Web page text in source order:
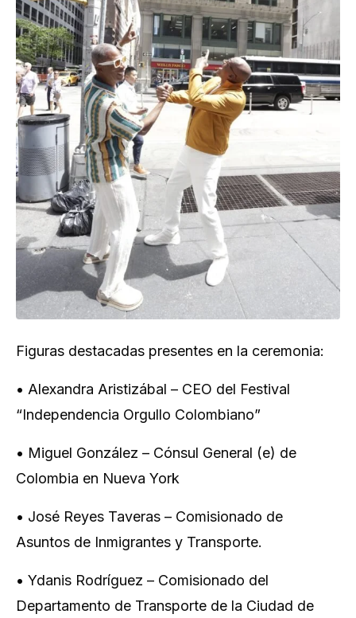
Figuras destacadas presentes en la ceremonia:
• Alexandra Aristizábal – CEO del Festival
“Independencia Orgullo Colombiano”
• Miguel González – Cónsul General (e) de
Colombia en Nueva York
• José Reyes Taveras – Comisionado de
Asuntos de Inmigrantes y Transporte.
• Ydanis Rodríguez – Comisionado del
Departamento de Transporte de la Ciudad de